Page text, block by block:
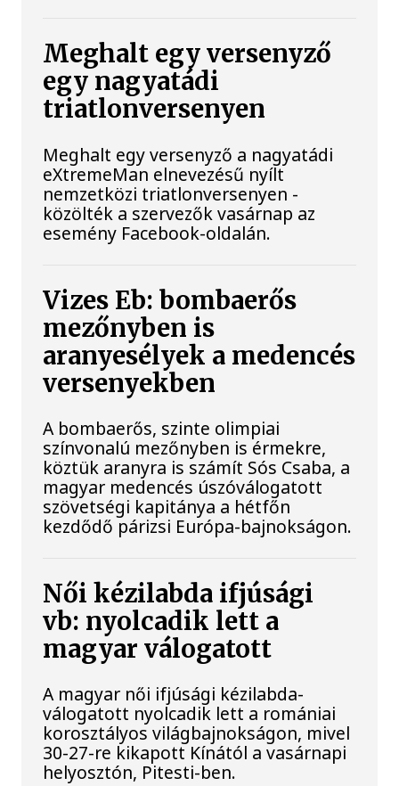
Meghalt egy versenyző
egy nagyatádi
triatlonversenyen
Meghalt egy versenyző a nagyatádi
eXtremeMan elnevezésű nyílt
nemzetközi triatlonversenyen -
közölték a szervezők vasárnap az
esemény Facebook-oldalán.
Vizes Eb: bombaerős
mezőnyben is
aranyesélyek a medencés
versenyekben
A bombaerős, szinte olimpiai
színvonalú mezőnyben is érmekre,
köztük aranyra is számít Sós Csaba, a
magyar medencés úszóválogatott
szövetségi kapitánya a hétfőn
kezdődő párizsi Európa-bajnokságon.
Női kézilabda ifjúsági
vb: nyolcadik lett a
magyar válogatott
A magyar női ifjúsági kézilabda-
válogatott nyolcadik lett a romániai
korosztályos világbajnokságon, mivel
30-27-re kikapott Kínától a vasárnapi
helyosztón, Pitesti-ben.